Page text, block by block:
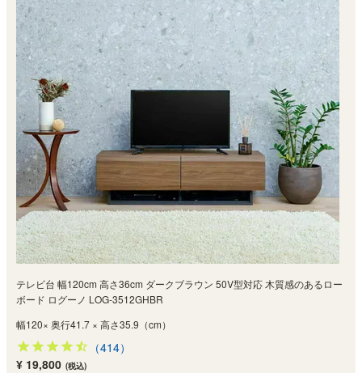
テレビ台 幅120cm 高さ36cm ダークブラウン 50V型対応 木質感のあるロー
ボード ログーノ LOG-3512GHBR
幅120× 奥行41.7 × 高さ35.9（cm）
（414）
¥ 19,800 (税込)